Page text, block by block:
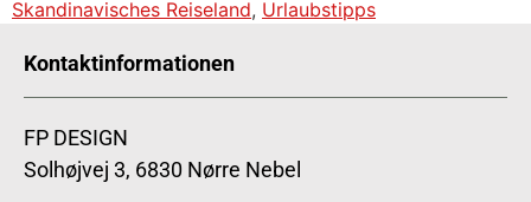
Skandinavisches Reiseland, Urlaubstipps
Kontaktinformationen
FP DESIGN
Solhøjvej 3, 6830 Nørre Nebel